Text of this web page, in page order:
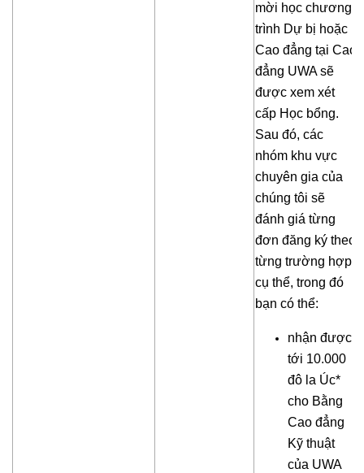
mời học chương
trình Dự bị hoặc
Cao đẳng tại Cao
đẳng UWA sẽ
được xem xét
cấp Học bổng.
Sau đó, các
nhóm khu vực
chuyên gia của
chúng tôi sẽ
đánh giá từng
đơn đăng ký theo
từng trường hợp
cụ thể, trong đó
bạn có thể:
nhận được
tới 10.000
đô la Úc*
cho Bằng
Cao đẳng
Kỹ thuật
của UWA